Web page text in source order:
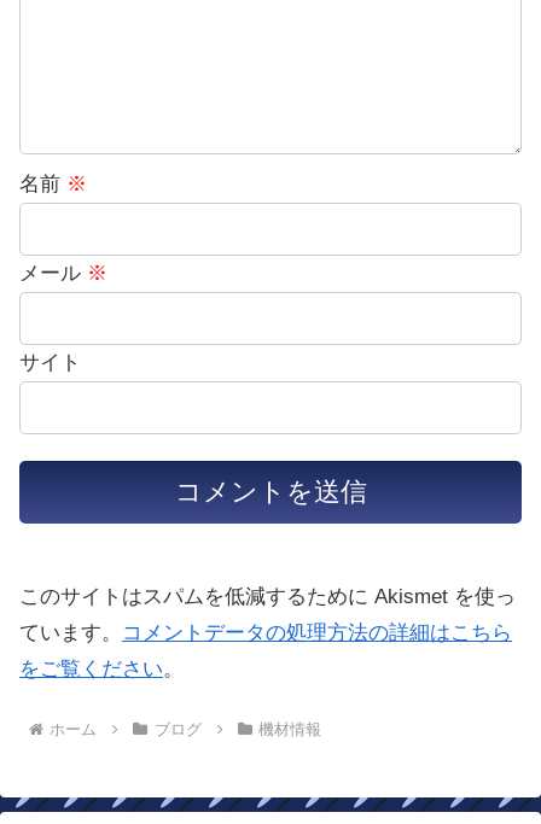
名前 ※
メール ※
サイト
このサイトはスパムを低減するために Akismet を使っ
ています。
コメントデータの処理方法の詳細はこちら
をご覧ください。
ホーム ブログ 機材情報